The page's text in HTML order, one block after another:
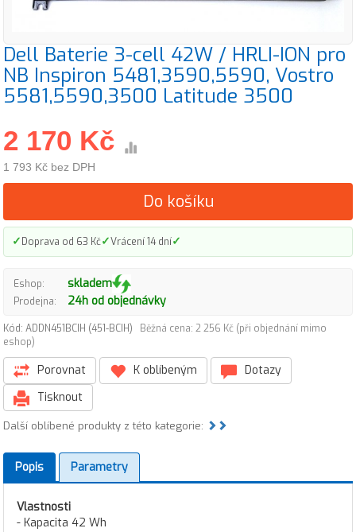
Dell Baterie 3-cell 42W / HRLI-ION pro
NB Inspiron 5481,3590,5590, Vostro
5581,5590,3500 Latitude 3500
2 170 Kč
1 793 Kč bez DPH
Do košíku
✓Doprava od 63 Kč✓Vrácení 14 dní✓
Eshop: skladem
Prodejna: 24h od objednávky
Kód: ADDN451BCIH (451-BCIH)
Běžná cena: 2 256 Kč (při objednání mimo
eshop)
Porovnat K oblíbeným
Dotazy
Tisknout
Další oblíbené produkty z této kategorie:
Popis Parametry
Vlastnosti
- Kapacita 42 Wh